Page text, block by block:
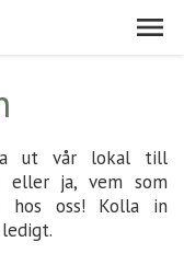
ut vår lokal till
eller ja, vem som
hos oss! Kolla in